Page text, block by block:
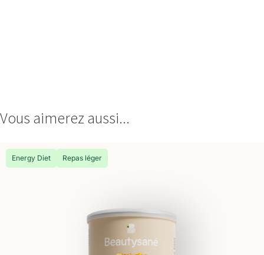
Vous aimerez aussi...
Energy Diet Repas léger